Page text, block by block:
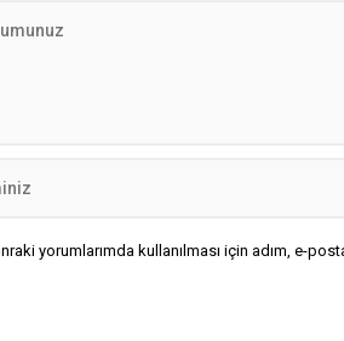
yorumlarımda kullanılması için adım, e-